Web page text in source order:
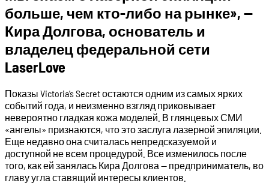
больше, чем кто-либо на рынке», —
Кира Долгова, основатель и
владелец федеральной сети
LaserLove
Показы Victoria’s Secret остаются одним из самых ярких
событий года, и неизменно взгляд приковывает
невероятно гладкая кожа моделей. В глянцевых СМИ
«ангелы» признаются, что это заслуга лазерной эпиляции.
Еще недавно она считалась непредсказуемой и
доступной не всем процедурой. Все изменилось после
того, как ей занялась Кира Долгова — предприниматель, во
главу угла ставящий интересы клиентов.